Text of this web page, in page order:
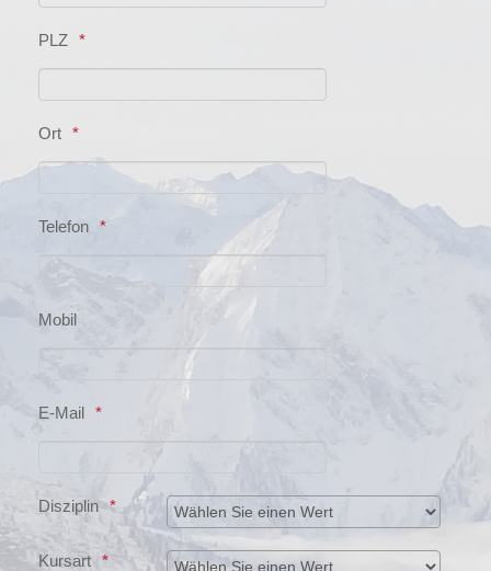
PLZ
Ort
Telefon
Mobil
E-Mail
Disziplin
Kursart